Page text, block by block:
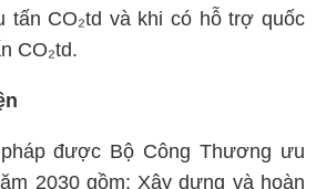
tấn CO₂td và khi có hỗ trợ quốc
CO₂td.
được Bộ Công Thương ưu
2030 gồm: Xây dựng và hoàn